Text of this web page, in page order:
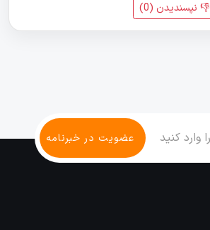
👎 نپسندیدن‌ ( 0
)